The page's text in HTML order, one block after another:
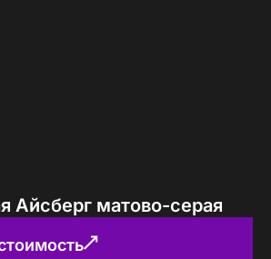
Айсберг матово-серая